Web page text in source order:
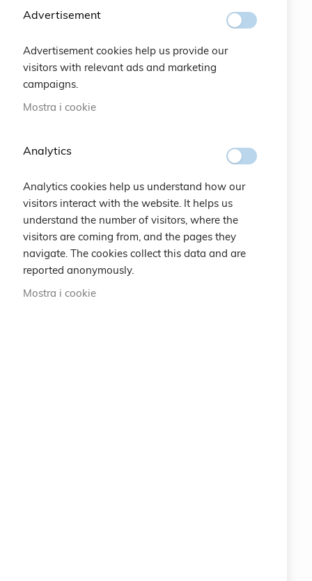
Bracelets
Charity
Vintage
Contattaci
Crea un Account
International
Advertisement
Advertisement cookies help us provide our
visitors with relevant ads and marketing
campaigns.
Mostra i cookie
Analytics
Analytics cookies help us understand how our
visitors interact with the website. It helps us
understand the number of visitors, where the
visitors are coming from, and the pages they
navigate. The cookies collect this data and are
reported anonymously.
Mostra i cookie